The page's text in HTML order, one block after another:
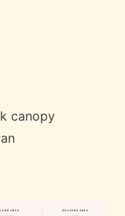
canopy
an